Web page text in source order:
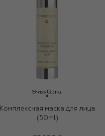
Комплексная маска для лица
(50ml)